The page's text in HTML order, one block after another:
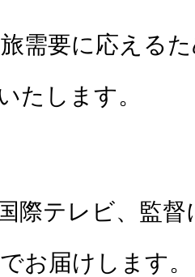
需要に応える
たします。
際テレビ、監
お届けします。